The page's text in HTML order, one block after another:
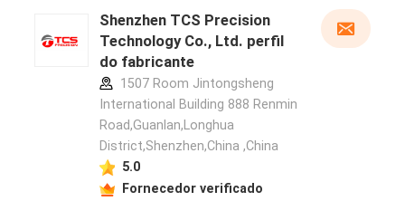
Shenzhen TCS Precision
Technology Co., Ltd. perfil
do fabricante
1507 Room Jintongsheng
International Building 888 Renmin
Road,Guanlan,Longhua
District,Shenzhen,China ,China
5.0
Fornecedor verificado